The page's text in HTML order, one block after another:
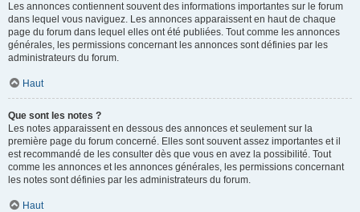
Les annonces contiennent souvent des informations importantes sur le forum
dans lequel vous naviguez. Les annonces apparaissent en haut de chaque
page du forum dans lequel elles ont été publiées. Tout comme les annonces
générales, les permissions concernant les annonces sont définies par les
administrateurs du forum.
Haut
Que sont les notes ?
Les notes apparaissent en dessous des annonces et seulement sur la
première page du forum concerné. Elles sont souvent assez importantes et il
est recommandé de les consulter dès que vous en avez la possibilité. Tout
comme les annonces et les annonces générales, les permissions concernant
les notes sont définies par les administrateurs du forum.
Haut